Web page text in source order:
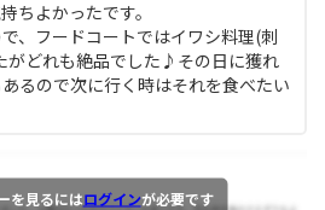
ちよかったです。
、フードコートではイワシ料理(刺
がどれも絶品でした♪その日に獲れ
るので次に行く時はそれを食べたい
を見るにはログインが必要です